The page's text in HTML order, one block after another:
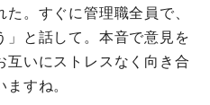
。すぐに管理職全員で、
」と話して。本音で意見を
互いにストレスなく向き合
すね。